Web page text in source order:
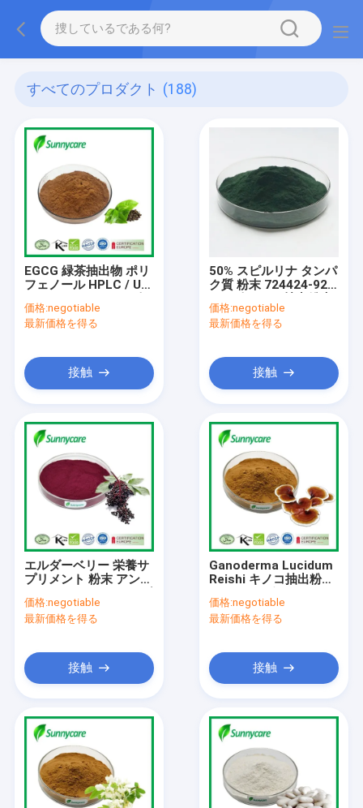
すべてのプロダクト (188)
EGCG 緑茶抽出物 ポリ
フェノール HPLC / UV
テキン
価格:negotiable
最新価格を得る
接触
50% スピルリナ タンパ
ク質 粉末 724424-92-
価格:negotiable
最新価格を得る
接触
エルダーベリー 栄養サ
プリメント 粉末 アント
ーベリージュース 粉末
価格:negotiable
最新価格を得る
接触
Ganoderma Lucidum
Reishi キノコ抽出粉
価格:negotiable
最新価格を得る
接触